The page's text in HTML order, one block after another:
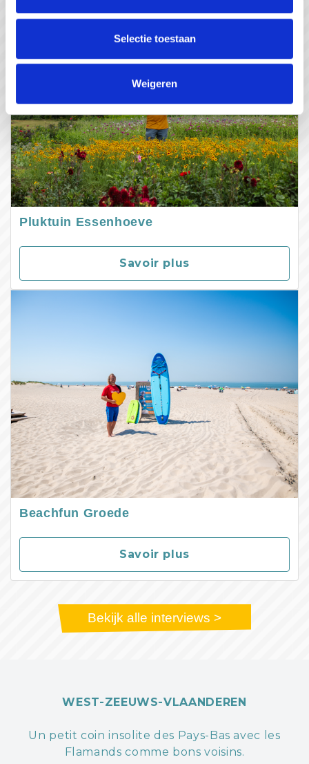
Selectie toestaan
Weigeren
Pluktuin Essenhoeve
Savoir plus
Beachfun Groede
Savoir plus
Bekijk alle interviews >
WEST-ZEEUWS-VLAANDEREN
Un petit coin insolite des Pays-Bas avec les
Flamands comme bons voisins.